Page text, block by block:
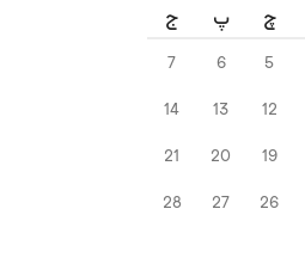
چ پ ج
5
6
7
12
13
14
19
20
21
26
27
28